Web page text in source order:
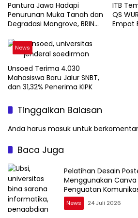
Pantura Jawa Hadapi
Penurunan Muka Tanah dan
Degradasi Mangrove, BRIN
Teknologi Geospasial
ITB
QS
Empat
News
Unsoed Terima 4.030
Mahasiswa Baru Jalur SNBT,
dan 31,32% Penerima KIPK
Tinggalkan Balasan
Anda harus masuk untuk
Baca Juga
Pelatihan Desain
Menggunakan
Penguatan
PKK Kelurahan Bambu
News 24 Juli 2026